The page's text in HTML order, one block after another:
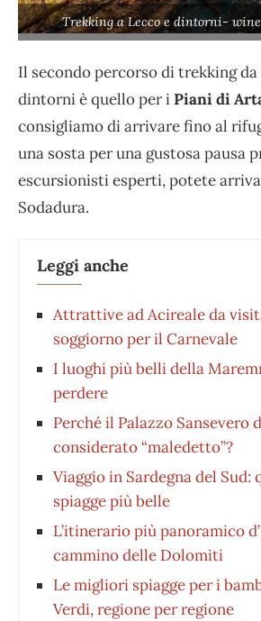
Trekking a Lecco e dintorni-
Il secondo percorso di trekking da
dintorni è quello per iPiani di
consigliamo di arrivare fino al
una sosta per una gustosa pausa
escursionisti esperti, potete
Sodadura.
Leggi anche
Attrattive ad Acireale da
soggiorno per il Carnevale
I luoghi più belli della
perdere
Perché il Palazzo Sansevero
considerato “maledetto”?
Viaggio in Sardegna del Sud:
spiagge più belle
L’itinerario più panoramico
cammino delle Dolomiti
Le migliori spiagge per i
Verdi, regione per regione